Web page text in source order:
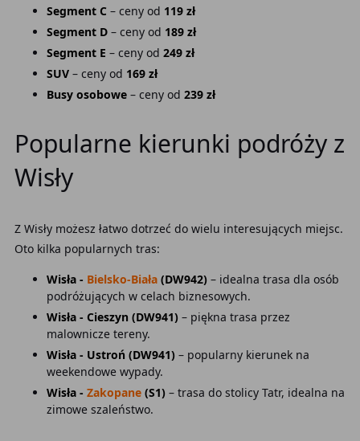
Segment C – ceny od 119 zł
Segment D– ceny od 189 zł
Segment E – ceny od 249 zł
SUV– ceny od 169 zł
Busy osobowe– ceny od 239 zł
Popularne kierunki podróży z
Wisły
Z Wisły możesz łatwo dotrzeć do wielu interesujących miejsc.
Oto kilka popularnych tras:
Wisła - Bielsko-Biała(DW942)– idealna trasa dla osób
podróżujących w celach biznesowych.
Wisła - Cieszyn (DW941)– piękna trasa przez
malownicze tereny.
Wisła - Ustroń (DW941)– popularny kierunek na
weekendowe wypady.
Wisła - Zakopane(S1)– trasa do stolicy Tatr, idealna na
zimowe szaleństwo.